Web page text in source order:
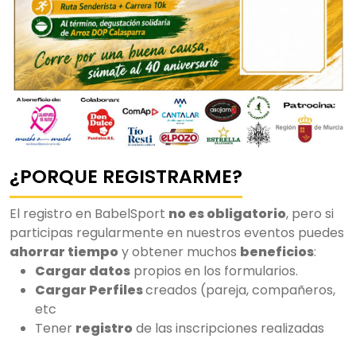
¿PORQUE REGISTRARME?
El registro en BabelSport no es obligatorio, pero si
participas regularmente en nuestros eventos puedes
ahorrar tiempo y obtener muchos beneficios:
Cargar datos propios en los formularios.
Cargar Perfilescreados (pareja, compañeros,
etc
Tener registro de las inscripciones realizadas